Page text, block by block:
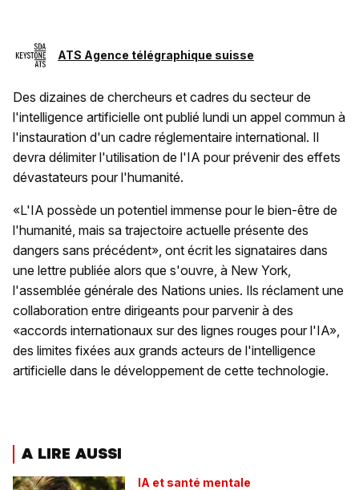
ATS Agence télégraphique suisse
Des dizaines de chercheurs et cadres du secteur de
l'intelligence artificielle ont publié lundi un appel commun à
l'instauration d'un cadre réglementaire international. Il
devra délimiter l'utilisation de l'IA pour prévenir des effets
dévastateurs pour l'humanité.
«L'IA possède un potentiel immense pour le bien-être de
l'humanité, mais sa trajectoire actuelle présente des
dangers sans précédent», ont écrit les signataires dans
une lettre publiée alors que s'ouvre, à New York,
l'assemblée générale des Nations unies. Ils réclament une
collaboration entre dirigeants pour parvenir à des
«accords internationaux sur des lignes rouges pour l'IA»,
des limites fixées aux grands acteurs de l'intelligence
artificielle dans le développement de cette technologie.
A LIRE AUSSI
IA et santé mentale